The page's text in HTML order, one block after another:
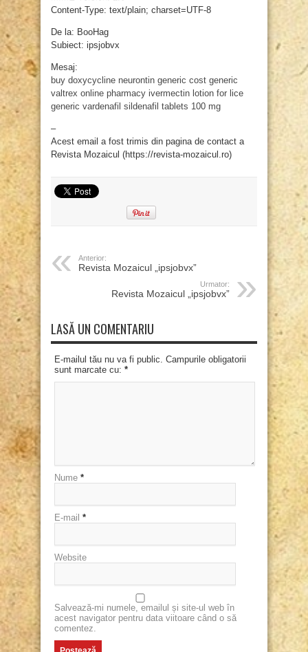
Content-Type: text/plain; charset=UTF-8
De la: BooHag
Subiect: ipsjobvx
Mesaj:
buy doxycycline neurontin generic cost generic
valtrex online pharmacy ivermectin lotion for lice
generic vardenafil sildenafil tablets 100 mg
–
Acest email a fost trimis din pagina de contact a
Revista Mozaicul (https://revista-mozaicul.ro)
Anterior:
Revista Mozaicul „ipsjobvx”
Urmator:
Revista Mozaicul „ipsjobvx”
LASĂ UN COMENTARIU
E-mailul tău nu va fi public. Campurile obligatorii
sunt marcate cu: *
Nume *
E-mail *
Website
Salvează-mi numele, emailul și site-ul web în
acest navigator pentru data viitoare când o să
comentez.